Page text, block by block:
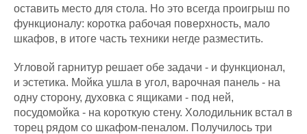
оставить место для стола. Но это всегда проигрыш по
функционалу: коротка рабочая поверхность, мало
шкафов, в итоге часть техники негде разместить.
Угловой гарнитур решает обе задачи - и функционал,
и эстетика. Мойка ушла в угол, варочная панель - на
одну сторону, духовка с ящиками - под ней,
посудомойка - на короткую стену. Холодильник встал в
торец рядом со шкафом-пеналом. Получилось три